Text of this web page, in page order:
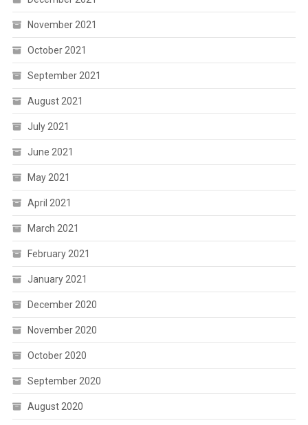
November 2021
October 2021
September 2021
August 2021
July 2021
June 2021
May 2021
April 2021
March 2021
February 2021
January 2021
December 2020
November 2020
October 2020
September 2020
August 2020